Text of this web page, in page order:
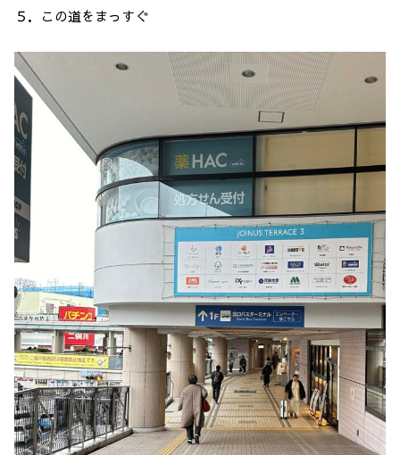
５．この道をまっすぐ